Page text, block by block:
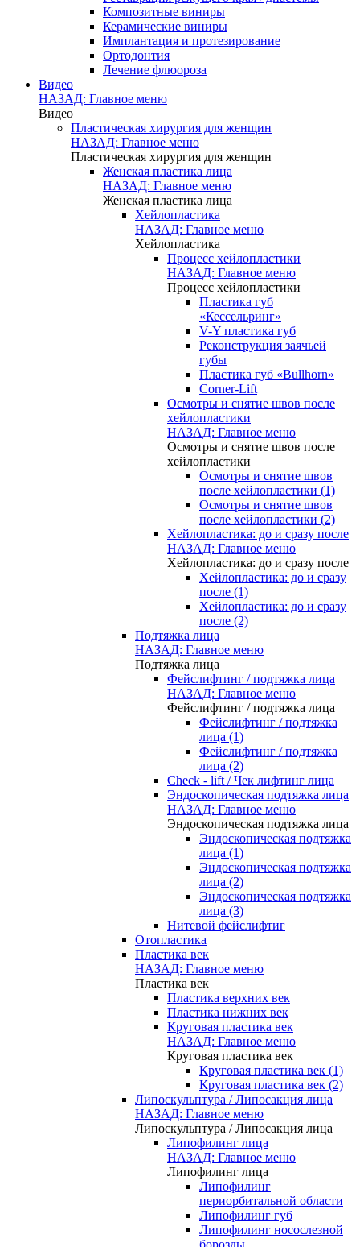
Композитные виниры
Керамические виниры
Имплантация и протезирование
Ортодонтия
Лечение флюороза
Видео
НАЗАД: Главное меню
Видео
Пластическая хирургия для женщин
НАЗАД: Главное меню
Пластическая хирургия для женщин
Женская пластика лица
НАЗАД: Главное меню
Женская пластика лица
Хейлопластика
НАЗАД: Главное меню
Хейлопластика
Процесс хейлопластики
НАЗАД: Главное меню
Процесс хейлопластики
Пластика губ
«Кессельринг»
V-Y пластика губ
Реконструкция заячьей
губы
Пластика губ «Bullhorn»
Corner-Lift
Осмотры и снятие швов после
хейлопластики
НАЗАД: Главное меню
Осмотры и снятие швов после
хейлопластики
Осмотры и снятие швов
после хейлопластики (1)
Осмотры и снятие швов
после хейлопластики (2)
Хейлопластика: до и сразу после
НАЗАД: Главное меню
Хейлопластика: до и сразу после
Хейлопластика: до и сразу
после (1)
Хейлопластика: до и сразу
после (2)
Подтяжка лица
НАЗАД: Главное меню
Подтяжка лица
Фейслифтинг / подтяжка лица
НАЗАД: Главное меню
Фейслифтинг / подтяжка лица
Фейслифтинг / подтяжка
лица (1)
Фейслифтинг / подтяжка
лица (2)
Check - lift / Чек лифтинг лица
Эндоскопическая подтяжка лица
НАЗАД: Главное меню
Эндоскопическая подтяжка лица
Эндоскопическая подтяжка
лица (1)
Эндоскопическая подтяжка
лица (2)
Эндоскопическая подтяжка
лица (3)
Нитевой фейслифтиг
Отопластика
Пластика век
НАЗАД: Главное меню
Пластика век
Пластика верхних век
Пластика нижних век
Круговая пластика век
НАЗАД: Главное меню
Круговая пластика век
Круговая пластика век (1)
Круговая пластика век (2)
Липоскульптура / Липосакция лица
НАЗАД: Главное меню
Липоскульптура / Липосакция лица
Липофилинг лица
НАЗАД: Главное меню
Липофилинг лица
Липофилинг
периорбитальной области
Липофилинг губ
Липофилинг носослезной
борозды